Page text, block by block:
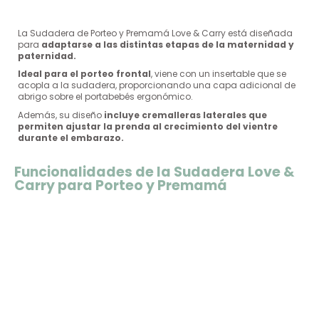
La Sudadera de Porteo y Premamá Love & Carry está diseñada
para adaptarse a las distintas etapas de la maternidad y
paternidad.
Ideal para el porteo frontal, viene con un insertable que se
acopla a la sudadera, proporcionando una capa adicional de
abrigo sobre el portabebés ergonómico.
Además, su diseño incluye cremalleras laterales que
permiten ajustar la prenda al crecimiento del vientre
durante el embarazo.
Funcionalidades de la Sudadera Love &
Carry para Porteo y Premamá